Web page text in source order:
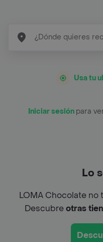
Usa tu
Iniciar sesión para
Lo
LOMA Chocolate no
Descubreotras